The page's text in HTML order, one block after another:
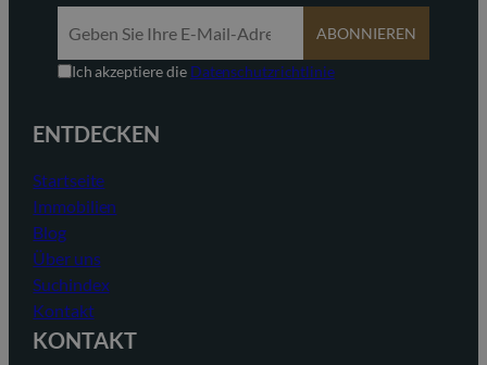
ABONNIEREN
Ich akzeptiere die Datenschutzrichtlinie
ENTDECKEN
Startseite
Immobilien
Blog
Über uns
Suchindex
Kontakt
KONTAKT